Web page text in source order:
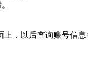
，以后查询账号信息